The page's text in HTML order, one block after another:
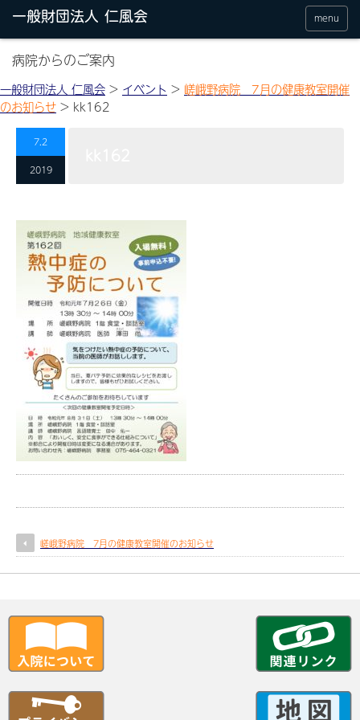
menu
病院からのご案内
一般財団法人 仁風会 > イベント > 嵯峨野病院 7月の健康教室開催
のお知らせ > kk162
7.2
2019
嵯峨野病院 7月の健康教室開催のお知らせ